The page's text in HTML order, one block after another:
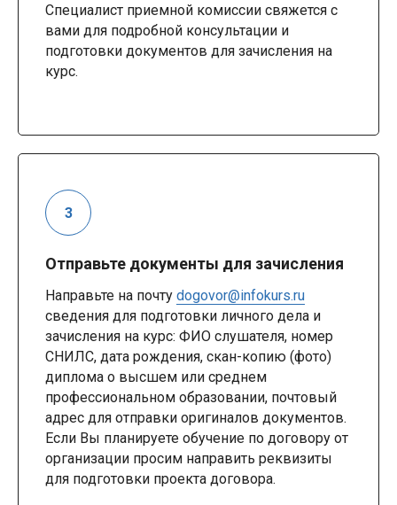
Специалист приемной комиссии свяжется с
вами для подробной консультации и
подготовки документов для зачисления на
курс.
Отправьте документы для зачисления
Направьте на почту dogovor@infokurs.ru
сведения для подготовки личного дела и
зачисления на курс: ФИО слушателя, номер
СНИЛС, дата рождения, скан-копию (фото)
диплома о высшем или среднем
профессиональном образовании, почтовый
адрес для отправки оригиналов документов.
Если Вы планируете обучение по договору от
организации просим направить реквизиты
для подготовки проекта договора.